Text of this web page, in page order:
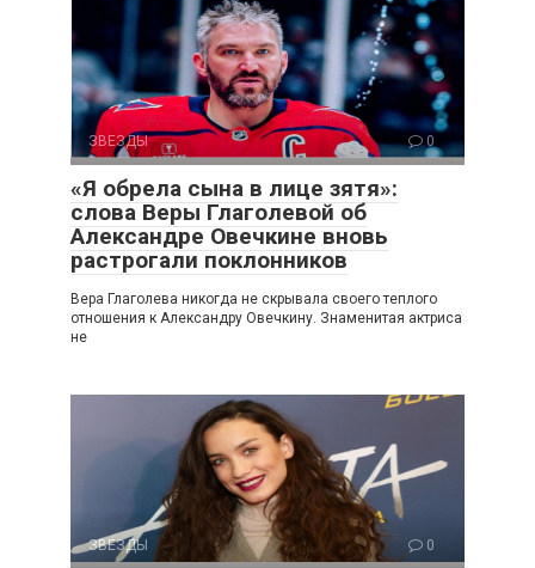
ЗВЕЗДЫ 0
«Я обрела сына в лице зятя»:
слова Веры Глаголевой об
Александре Овечкине вновь
растрогали поклонников
Вера Глаголева никогда не скрывала своего теплого
отношения к Александру Овечкину. Знаменитая актриса
не
ЗВЕЗДЫ 0